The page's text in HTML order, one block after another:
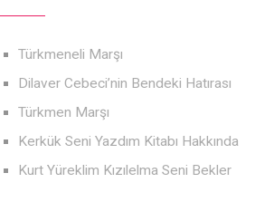
Türkmeneli Marşı
Dilaver Cebeci’nin Bendeki Hatırası
Türkmen Marşı
Kerkük Seni Yazdım Kitabı Hakkında
Kurt Yüreklim Kızılelma Seni Bekler